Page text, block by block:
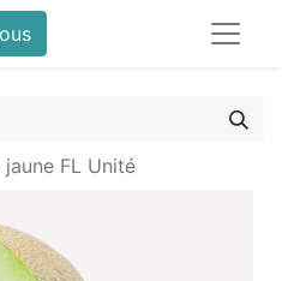
jaune FL Unité